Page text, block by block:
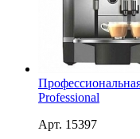
Professional
Арт. 15397